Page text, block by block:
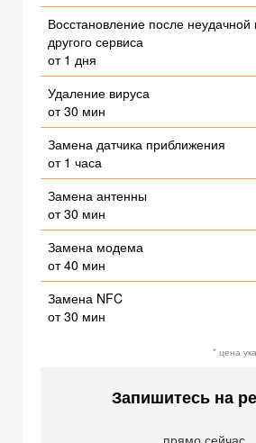
Восстановление после
другого сервиса
от 1 дня
Удаление вируса
от 30 мин
Замена датчика приближения
от 1 часа
Замена антенны
от 30 мин
Замена модема
от 40 мин
Замена NFC
от 30 мин
* цена
Запишитесь на
прямо сейчас